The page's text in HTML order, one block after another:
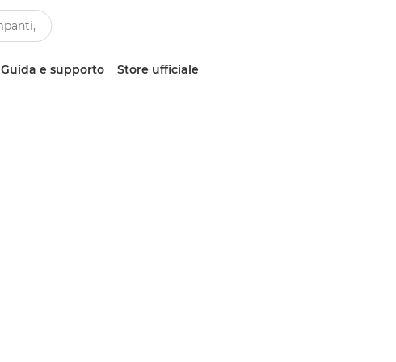
Guida e supporto Store ufficiale